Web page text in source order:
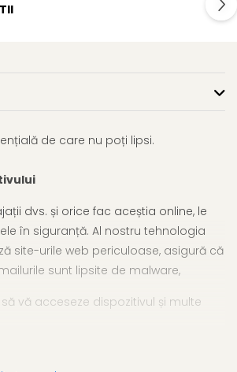
de care nu poți lipsi.
dvs. și orice fac aceștia online, le
în siguranță. Al nostru tehnologia
site-urile web periculoase, asigură că
sunt lipsite de malware,
vă acceseze dispozitivul și multe